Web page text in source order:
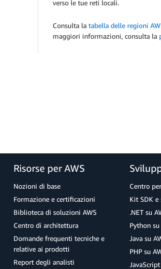
verso le tue reti locali.
Consulta la tabella delle regioni
maggiori informazioni, consulta la
Risorse per AWS
Nozioni di base
Formazione e certificazioni
Biblioteca di soluzioni AWS
Centro di architettura
Domande frequenti tecniche e
relative ai prodotti
Report degli analisti
Centro
Kit SDK
.NET su
Python su
Java su
PHP su